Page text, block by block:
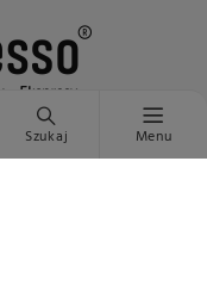
Szukaj Menu